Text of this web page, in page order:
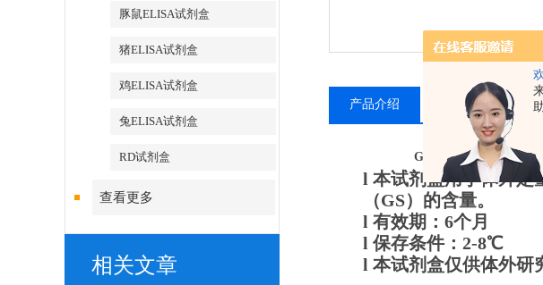
豚鼠ELISA试剂盒
猪ELISA试剂盒
鸡ELISA试剂盒
兔ELISA试剂盒
RD试剂盒
查看更多
相关文章
产品介绍 相关产品
GS,大鼠鸟氨酸环化酶
l 本试剂盒用于体外定
（GS）的含量。
l 有效期：6个月
l 保存条件： 2-8℃
l 本试剂盒仅供体外研